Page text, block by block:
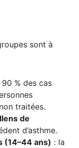
sont à
90 % des cas
traitées.
de
d’asthme.
(14–44 ans) : la